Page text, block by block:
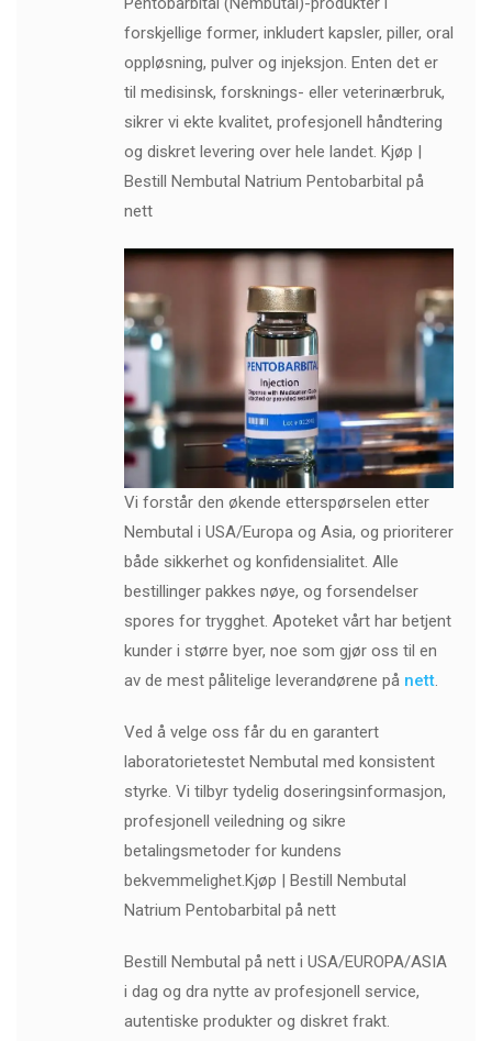
forskjellige former, inkludert kapsler, piller, oral
oppløsning, pulver og injeksjon. Enten det er
til medisinsk, forsknings- eller veterinærbruk,
sikrer vi ekte kvalitet, profesjonell håndtering
og diskret levering over hele landet. Kjøp |
Bestill Nembutal Natrium Pentobarbital på
nett
Vi forstår den økende etterspørselen etter
Nembutal i USA/Europa og Asia, og prioriterer
både sikkerhet og konfidensialitet. Alle
bestillinger pakkes nøye, og forsendelser
spores for trygghet. Apoteket vårt har betjent
kunder i større byer, noe som gjør oss til en
av de mest pålitelige leverandørene på nett.
Ved å velge oss får du en garantert
laboratorietestet Nembutal med konsistent
styrke. Vi tilbyr tydelig doseringsinformasjon,
profesjonell veiledning og sikre
betalingsmetoder for kundens
bekvemmelighet.Kjøp | Bestill Nembutal
Natrium Pentobarbital på nett
Bestill Nembutal på nett i USA/EUROPA/ASIA
i dag og dra nytte av profesjonell service,
autentiske produkter og diskret frakt.